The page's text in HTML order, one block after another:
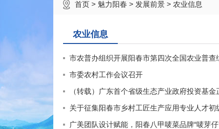
首页 > 魅力阳春 > 发展前景 > 农业信息
农业信息
市农普办组织开展阳春市第四次全国农业普
市委农村工作会议召开
（转载）广东首个省级生态产业政府投资基
关于征集阳春市乡村工匠生产应用专业人才
广美团队设计赋能，阳春八甲唛菜品牌“唛芽